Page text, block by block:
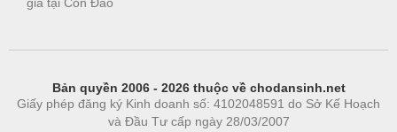
Bản quyền 2006 - 2026 thuộc về chodansinh.net
Giấy phép đăng ký Kinh doanh số: 4102048591 do Sở Kế Hoạch
và Đầu Tư cấp ngày 28/03/2007